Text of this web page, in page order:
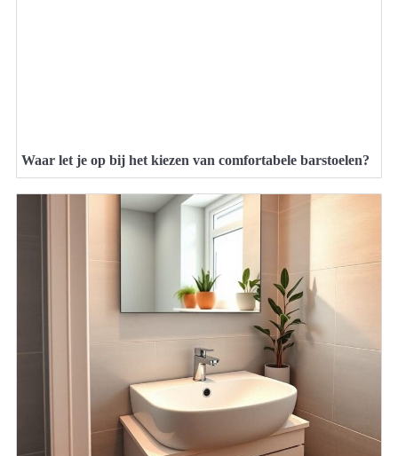
Waar let je op bij het kiezen van comfortabele barstoelen?